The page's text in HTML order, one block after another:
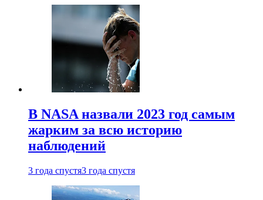
В NASA назвали 2023 год самым
жарким за всю историю
наблюдений
3 года спустя3 года спустя